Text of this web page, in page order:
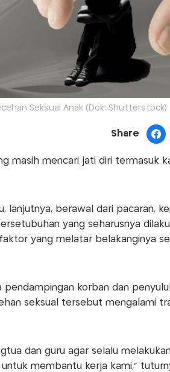
Seksual Anak (Dok: Shutterstock)
Share
masih mencari jati diri termasuk
lanjutnya, berawal dari pacaran,
yang seharusnya
yang melatar belakanginya
pendampingan korban dan
seksual tersebut mengalami
dan guru agar selalu
membantu kerja kami,"